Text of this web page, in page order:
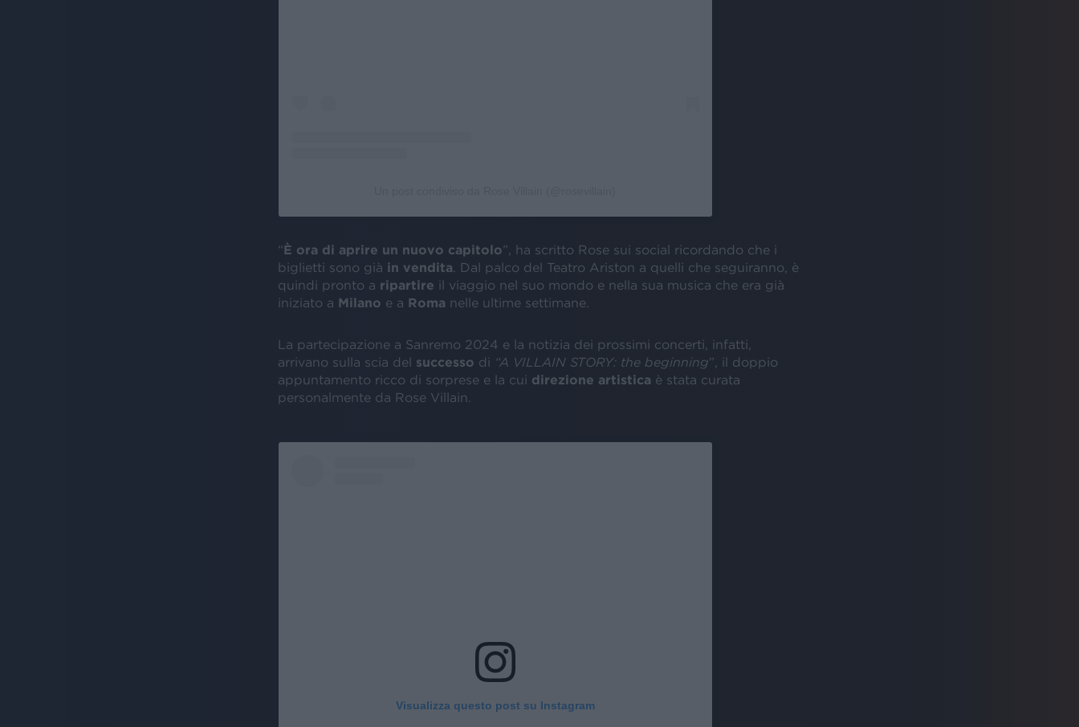
“È ora di aprire un nuovo capitolo”, ha scritto Rose sui social ricordando che i
biglietti sono già in vendita . Dal palco del Teatro Ariston a quelli che seguiranno, è
quindi pronto a ripartire il viaggio nel suo mondo e nella sua musica che era già
iniziato a Milano e a Roma nelle ultime settimane.
La partecipazione a Sanremo 2024 e la notizia dei prossimi concerti, infatti,
arrivano sulla scia del successo di “A VILLAIN STORY: the beginning”, il doppio
appuntamento ricco di sorprese e la cui direzione artistica è stata curata
personalmente da Rose Villain.
Visualizza questo post su Instagram